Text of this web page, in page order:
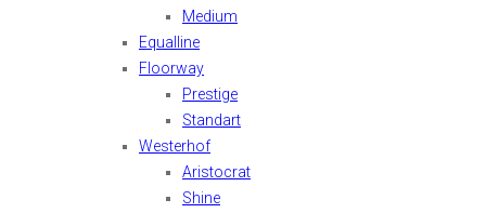
Medium
Equalline
Floorway
Prestige
Standart
Westerhof
Aristocrat
Shine